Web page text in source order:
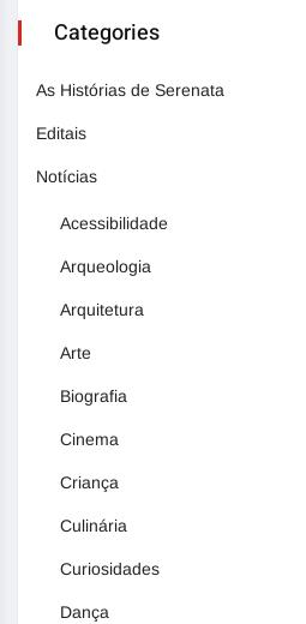
Categories
As Histórias de Serenata
Editais
Notícias
Acessibilidade
Arqueologia
Arquitetura
Arte
Biografia
Cinema
Criança
Culinária
Curiosidades
Dança